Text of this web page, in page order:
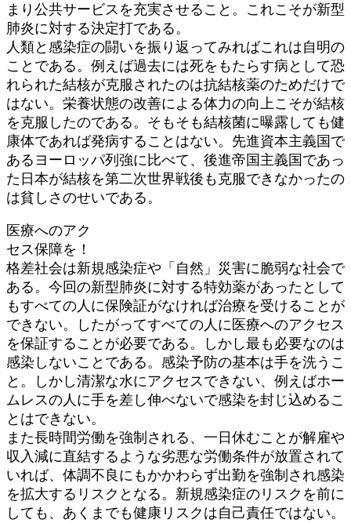
まり公共サービスを充実させること。これこそが新型
肺炎に対する決定打である。
人類と感染症の闘いを振り返ってみればこれは自明の
ことである。例えば過去には死をもたらす病として恐
れられた結核が克服されたのは抗結核薬のためだけで
はない。栄養状態の改善による体力の向上こそが結核
を克服したのである。そもそも結核菌に曝露しても健
康体であれば発病することはない。先進資本主義国で
あるヨーロッパ列強に比べて、後進帝国主義国であっ
た日本が結核を第二次世界戦後も克服できなかったの
は貧しさのせいである。
医療へのアク
セス保障を！
格差社会は新規感染症や「自然」災害に脆弱な社会で
ある。今回の新型肺炎に対する特効薬があったとして
もすべての人に保険証がなければ治療を受けることが
できない。したがってすべての人に医療へのアクセス
を保証することが必要である。しかし最も必要なのは
感染しないことである。感染予防の基本は手を洗うこ
と。しかし清潔な水にアクセスできない、例えばホー
ムレスの人に手を差し伸べないで感染を封じ込めるこ
とはできない。
また長時間労働を強制される、一日休むことが解雇や
収入減に直結するような劣悪な労働条件が放置されて
いれば、体調不良にもかかわらず出勤を強制され感染
を拡大するリスクとなる。新規感染症のリスクを前に
しても、あくまでも健康リスクは自己責任ではない。